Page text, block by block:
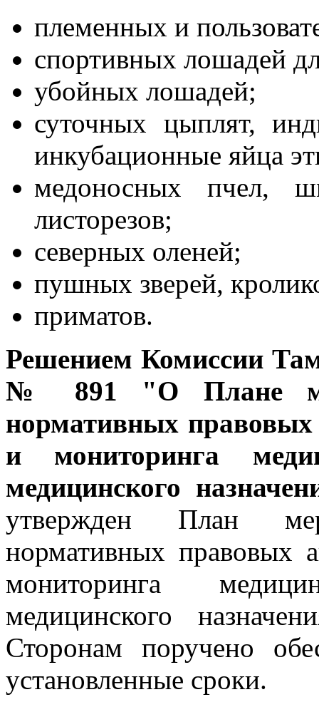
племенных и
спортивных лошадей
убойных лошадей;
суточных цыплят,
инкубационные яйца
медоносных пчел,
листорезов;
северных оленей;
пушных зверей,
приматов.
Решением Комиссии
№ 891 "О Плане
нормативных правовых
и мониторинга
медицинского
утвержден План
нормативных правовых
мониторинга
медицинского
Сторонам поручено
установленные сроки.